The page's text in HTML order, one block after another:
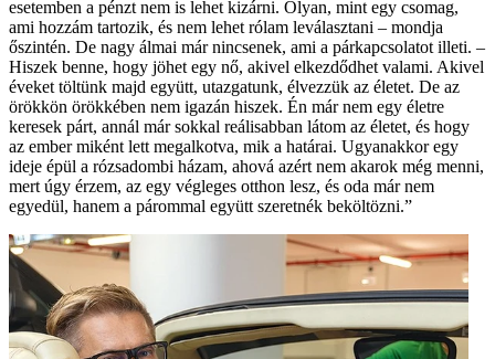
esetemben a pénzt nem is lehet kizárni. Olyan, mint egy csomag,
ami hozzám tartozik, és nem lehet rólam leválasztani – mondja
őszintén. De nagy álmai már nincsenek, ami a párkapcsolatot illeti. –
Hiszek benne, hogy jöhet egy nő, akivel elkezdődhet valami. Akivel
éveket töltünk majd együtt, utazgatunk, élvezzük az életet. De az
örökkön örökkében nem igazán hiszek. Én már nem egy életre
keresek párt, annál már sokkal reálisabban látom az életet, és hogy
az ember miként lett megalkotva, mik a határai. Ugyanakkor egy
ideje épül a rózsadombi házam, ahová azért nem akarok még menni,
mert úgy érzem, az egy végleges otthon lesz, és oda már nem
egyedül, hanem a párommal együtt szeretnék beköltözni.”